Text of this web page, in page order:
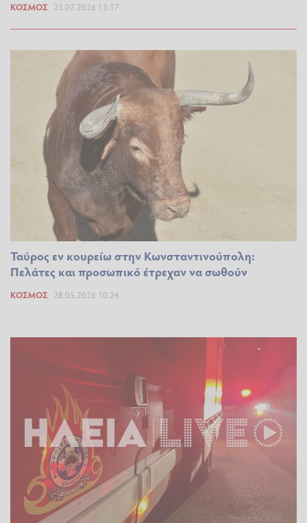
ΚΌΣΜΟΣ 23.07.2026 13:17
Ταύρος εν κουρείω στην Κωνσταντινούπολη:
Πελάτες και προσωπικό έτρεχαν να σωθούν
ΚΌΣΜΟΣ 28.05.2026 10:24